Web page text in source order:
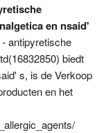
en nsaid'
- antipyretische
biedt
s, is de Verkoop
en het